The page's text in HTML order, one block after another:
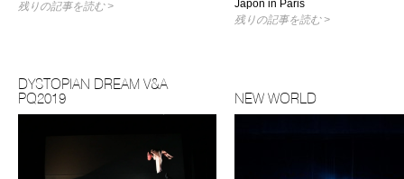
残りの記事を読む >
Japon in Paris
残りの記事を読む >
DYSTOPIAN DREAM V&A
PQ2019
NEW WORLD